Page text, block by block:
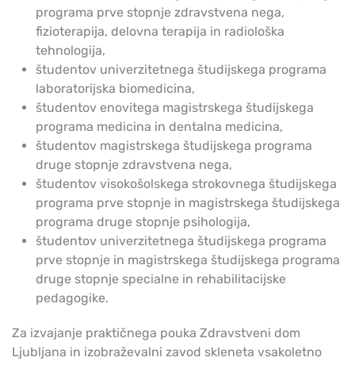
programa prve stopnje zdravstvena nega,
fizioterapija, delovna terapija in radiološka
tehnologija,
študentov univerzitetnega študijskega programa
laboratorijska biomedicina,
študentov enovitega magistrskega študijskega
programa medicina in dentalna medicina,
študentov magistrskega študijskega programa
druge stopnje zdravstvena nega,
študentov visokošolskega strokovnega študijskega
programa prve stopnje in magistrskega študijskega
programa druge stopnje psihologija,
študentov univerzitetnega študijskega programa
prve stopnje in magistrskega študijskega programa
druge stopnje specialne in rehabilitacijske
pedagogike.
Za izvajanje praktičnega pouka Zdravstveni dom
Ljubljana in izobraževalni zavod skleneta vsakoletno